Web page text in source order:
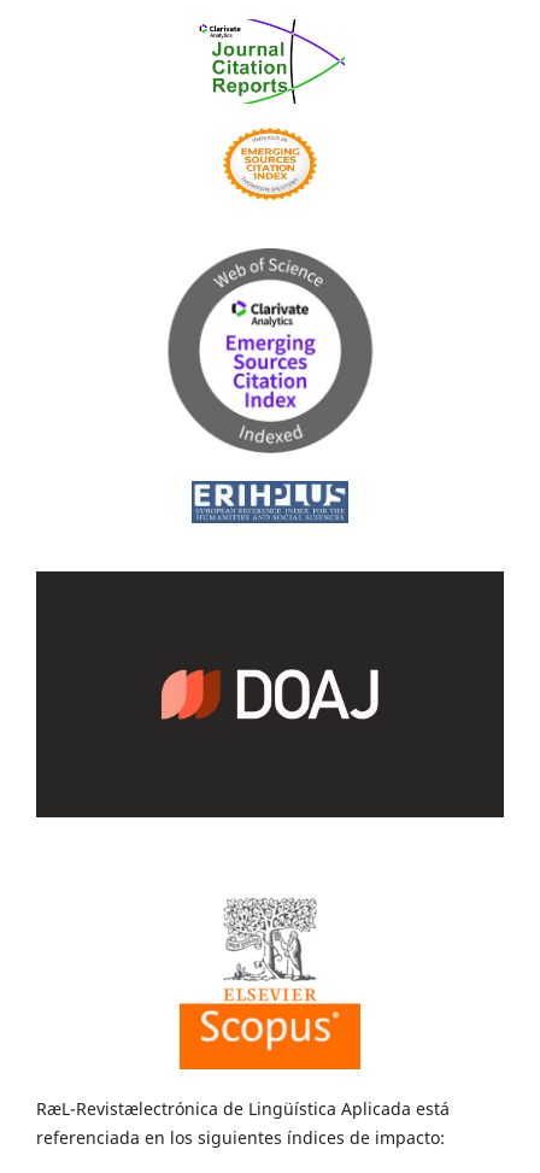
RæL-Revistælectrónica de Lingüística Aplicada está
referenciada en los siguientes índices de impacto: